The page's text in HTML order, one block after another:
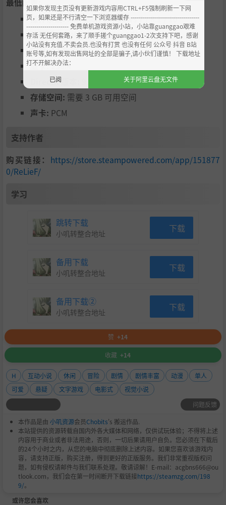
操作系统:Microsoft Windows 7 / 8.1 / 10
处理器:Intel Core i Series 1Gkhz
内存:1 GB RAM
显卡:256M
DirectX 版本:
存储空间: 需要 3 GB 可用空间
声卡: PCM
支持作者
购买链接： https://store.steampowered.com/app/151877
0/ReLieF/
学习
跳转下载
小叽转整合地址 下载
备用下载
小叽转整合地址 下载
备用下载②
小叽转整合地址 下载
赞 +14
收藏 +14
H 互动小说 休闲 冒险 剧情 剧情丰富 动漫
单人
可爱
悬疑 文字游戏 电影式
视觉小说
问题反馈
本作品是由 小叽资源会员Chobits's 搬运作品.
本站提供的资源转载自国内外各大媒体和网络，仅供试玩体验；不得将上述
内容用于商业或者非法用途，否则，一切后果请用户自负。您必须在下载后
的24个小时之内，从您的电脑中彻底删除上述内容。如果您喜欢该游戏内
容，请支持正版，购买注册，得到更好的正版服务。我们非常重视版权问
题，如有侵权请邮件与我们联系处理。敬请谅解！E-mail：acgbns666@ou
tlook.com，我们会在第一时间断开下载链接https://steamzg.com/198
9/。
或许您会喜欢
如果你发现主页没有更新游戏内容用CTRL+F5强制刷新一下网
页，如果还是不行清空一下浏览器缓存 ----------------------------------
--------------------- 免费单机游戏资源小站，小站靠guanggao艰难
存活 无任何套路，来了顺手搓个guanggao1-2次支持下吧，感谢
小站没有充值.不卖会员.也没有打赏 也没有任何 公众号 抖音 B站
账号等,如有发现出售网址的全部是骗子,请小伙们谨慎！ 下载地址
打不开解决办法：
已阅
关于阿里云盘无文件